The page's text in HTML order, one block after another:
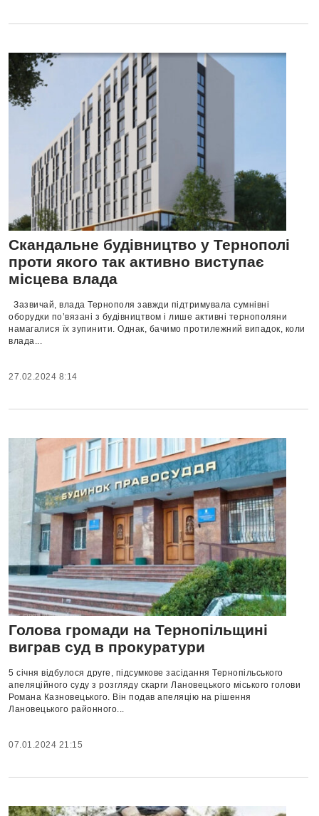
Скандальне будівництво у Тернополі
проти якого так активно виступає
місцева влада
Зазвичай, влада Тернополя завжди підтримувала сумнівні
оборудки по’вязані з будівництвом і лише активні тернополяни
намагалися їх зупинити. Однак, бачимо протилежний випадок, коли
влада...
27.02.2024 8:14
Голова громади на Тернопільщині
виграв суд в прокуратури
5 січня відбулося друге, підсумкове засідання Тернопільського
апеляційного суду з розгляду скарги Лановецького міського голови
Романа Казновецького. Він подав апеляцію на рішення
Лановецького районного...
07.01.2024 21:15